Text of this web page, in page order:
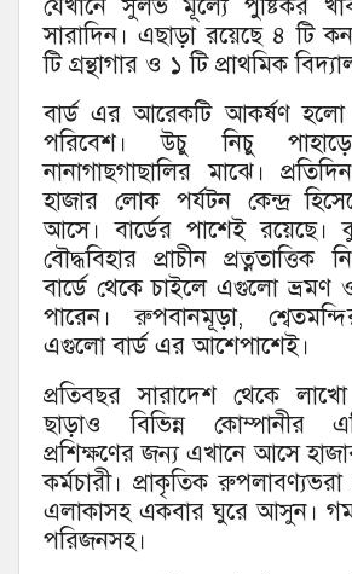
যেখানে সুলভ মূল্যে পুষ্টিকর
সারাদিন। এছাড়া রয়েছে ৪ টি
টি গ্রন্থাগার ও ১ টি প্রাথমিক
বার্ড এর আরেকটি আকর্ষণ হলো
পরিবেশ। উচু নিচু
নানাগাছগাছালির মাঝে।
হাজার লোক পর্যটন কেন্দ্র
আসে। বার্ডের পাশেই রয়েছে।
বৌদ্ধবিহার প্রাচীন প্রত্নতাত্তিক
বার্ডে থেকে চাইলে এগুলো ভ্রমণ
পারেন। রুপবানমূড়া,
এগুলো বার্ড এর আশেপাশেই।
প্রতিবছর সারাদেশ থেকে লাখো
ছাড়াও বিভিন্ন কোম্পানীর
প্রশিক্ষণের জন্য এখানে আসে
কর্মচারী। প্রাকৃতিক
এলাকাসহ একবার ঘুরে আসুন।
পরিজনসহ।